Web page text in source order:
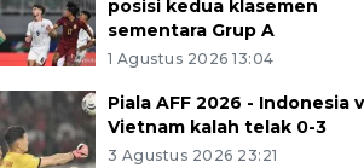
posisi kedua klasemen
sementara Grup A
1 Agustus 2026 13:04
Piala AFF 2026 - Indonesia
Vietnam kalah telak 0-3
3 Agustus 2026 23:21